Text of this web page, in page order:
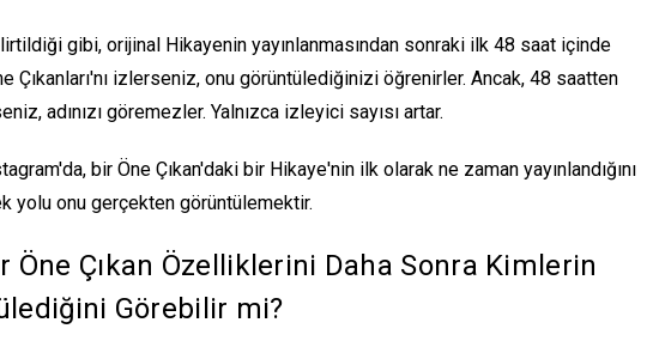
gibi, orijinal Hikayenin yayınlanmasından sonraki ilk 48 saat içinde
Çıkanları'nı izlerseniz, onu görüntülediğinizi öğrenirler. Ancak, 48 saatten
adınızı göremezler. Yalnızca izleyici sayısı artar.
bir Öne Çıkan'daki bir Hikaye'nin ilk olarak ne zaman yayınlandığını
yolu onu gerçekten görüntülemektir.
Öne Çıkan Özelliklerini Daha Sonra Kimlerin
Görebilir mi?